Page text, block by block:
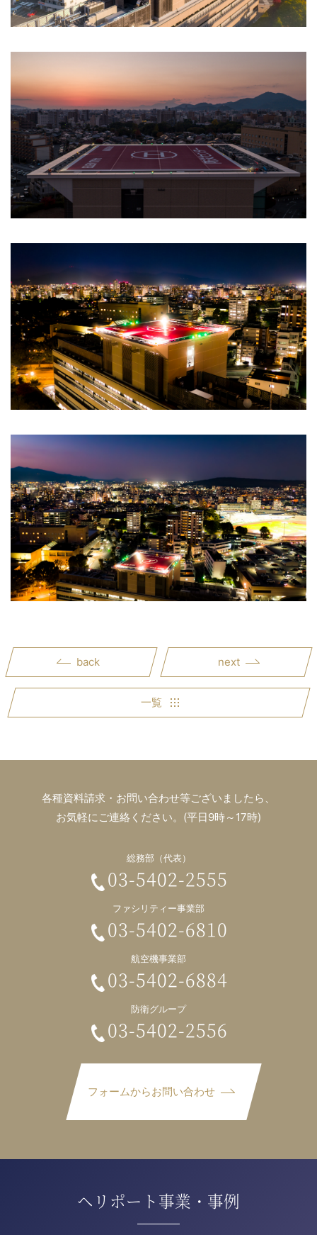
back next
一覧
各種資料請求・お問い合わせ等ございましたら、
お気軽にご連絡ください。(平日9時～17時)
フォームからお問い合わせ
総務部（代表）
03-5402-2555
ファシリティー事業部
03-5402-6810
航空機事業部
03-5402-6884
防衛グループ
03-5402-2556
ヘリポート事業・事例